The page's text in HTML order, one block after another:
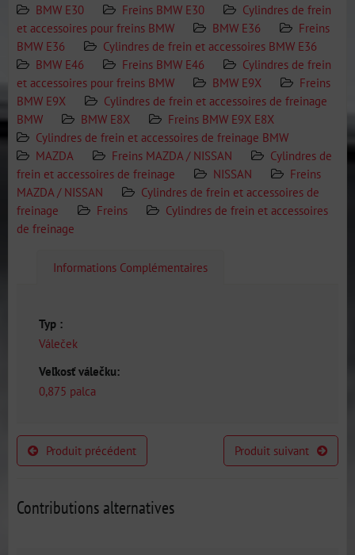
BMW E30
Freins BMW E30
Cylindres de frein
et accessoires pour freins BMW
BMW E36
Freins
BMW E36
Cylindres de frein et accessoires BMW E36
BMW E46
Freins BMW E46
Cylindres de frein
et accessoires pour freins BMW
BMW E9X
Freins
BMW E9X
Cylindres de frein et accessoires de freinage
BMW
BMW E8X
Freins BMW E9X E8X
Cylindres de frein et accessoires de freinage BMW
MAZDA
Freins MAZDA / NISSAN
Cylindres de
frein et accessoires de freinage
NISSAN
Freins
MAZDA / NISSAN
Cylindres de frein et accessoires de
freinage
Freins
Cylindres de frein et accessoires
de freinage
Informations Complémentaires
Typ :
Váleček
Veľkosť válečku:
0,875 palca
Produit précédent Produit suivant
Contributions alternatives